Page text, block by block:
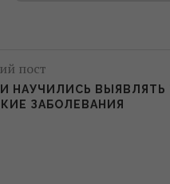
пост
НАУЧИЛИСЬ
ЗАБОЛЕВАНИЯ